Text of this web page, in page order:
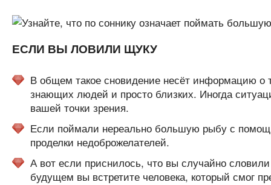
ЕСЛИ ВЫ ЛОВИЛИ ЩУКУ
В общем такое сновидение несёт информацию о
знающих людей и просто близких. Иногда
вашей точки зрения.
Если поймали нереально большую рыбу с
проделки недоброжелателей.
А вот если приснилось, что вы случайно
будущем вы встретите человека, который смог